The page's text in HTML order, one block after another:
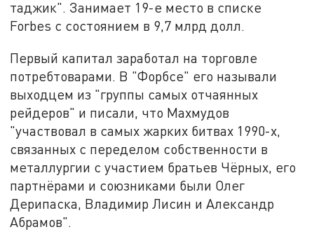
таджик". Занимает 19-е место в списке
Forbes с состоянием в 9,7 млрд долл.
Первый капитал заработал на торговле
потребтоварами. В "Форбсе" его называли
выходцем из "группы самых отчаянных
рейдеров" и писали, что Махмудов
"участвовал в самых жарких битвах 1990-х,
связанных с переделом собственности в
металлургии с участием братьев Чёрных, его
партнёрами и союзниками были Олег
Дерипаска, Владимир Лисин и Александр
Абрамов".